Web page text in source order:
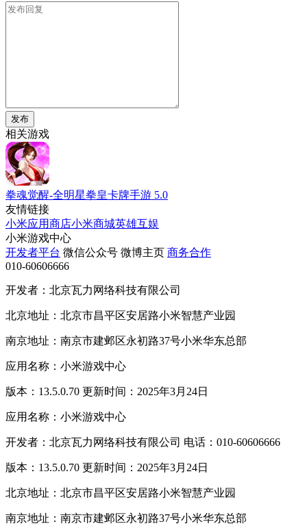
发布
相关游戏
拳魂觉醒-全明星拳皇卡牌手游 5.0
友情链接
小米应用商店小米商城英雄互娱
小米游戏中心
开发者平台 微信公众号 微博主页 商务合作
010-60606666
开发者：北京瓦力网络科技有限公司
北京地址：北京市昌平区安居路小米智慧产业园
南京地址：南京市建邺区永初路37号小米华东总部
应用名称：小米游戏中心
版本：13.5.0.70 更新时间：2025年3月24日
应用名称：小米游戏中心
开发者：北京瓦力网络科技有限公司 电话：010-60606666
版本：13.5.0.70 更新时间：2025年3月24日
北京地址：北京市昌平区安居路小米智慧产业园
南京地址：南京市建邺区永初路37号小米华东总部